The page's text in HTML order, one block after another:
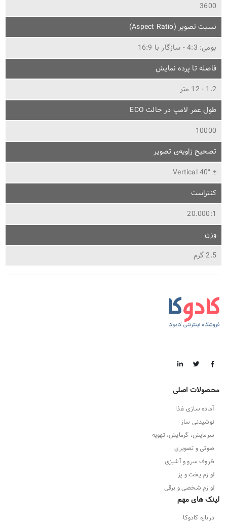
3600
نسبت تصویر (Aspect Ratio)
بومی: 4:3 - سازگار با 16:9
فاصله تا پرده نمایش
1.2 - 12 متر
طول عمر لامپ در حالت ECO
10000
تصحیح زاویه‌ی تصویر
± 40° Vertical
کنتراست
20.000:1
وزن
2.5 گرم
محصولات اصلی
آماده سازی غذا
نوشیدنی ساز
سرمایش، گرمایش، تهویه
صوتی و تصویری
ظروف سرو و آشپزی
لوازم پخت و پز
لوازم شخصی و برقی
لینک های مهم
درباره کادوکا